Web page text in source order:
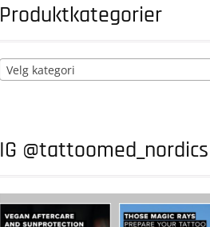
Produktkategorier
Velg kategori
IG @tattoomed_nordics